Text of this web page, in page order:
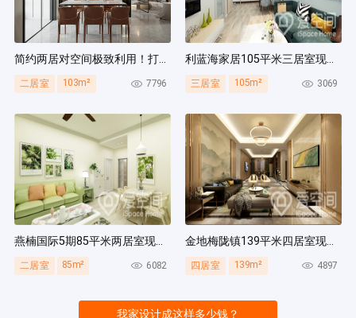
简约两居对空间极致利用！打造多组通顶柜，整齐能装！
二居室 103m² 7796
利蓝海家居105平米三居室现代简约风装修案例
三居室 105m² 3069
燕楠国际5期85平米两居室现代简约风装修案例
二居室 85m² 6082
金地梅陇镇139平米四居室现代简约风装修案例
四居室 139m² 4897
我家设计成这样多少钱？